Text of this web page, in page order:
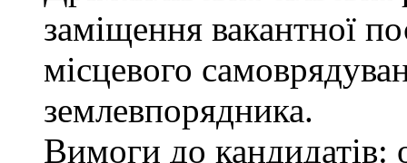
заміщення вакантної
місцевого
землевпорядника.
Вимоги до кандидатів: